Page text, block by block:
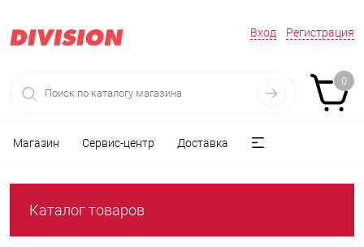
Вход Регистрация
0
Магазин Сервис-центр Доставка
Каталог товаров